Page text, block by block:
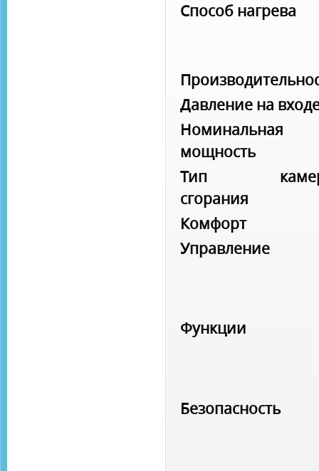
Способ нагрева
Давление на
Номинальная
мощность
Тип
сгорания
Комфорт
Управление
Функции
Безопасность